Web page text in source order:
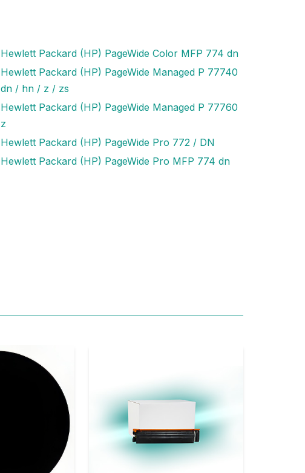
Hewlett Packard (HP) PageWide Color MFP 774 dn
Hewlett Packard (HP) PageWide Managed P 77740
dn / hn / z / zs
Hewlett Packard (HP) PageWide Managed P 77760
z
Hewlett Packard (HP) PageWide Pro 772 / DN
Hewlett Packard (HP) PageWide Pro MFP 774 dn